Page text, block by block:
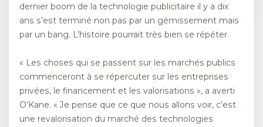
dernier boom de la technologie publicitaire il y a dix
ans s’est terminé non pas par un gémissement mais
par un bang. L’histoire pourrait très bien se répéter.
« Les choses qui se passent sur les marchés publics
commenceront à se répercuter sur les entreprises
privées, le financement et les valorisations », a averti
O’Kane. « Je pense que ce que nous allons voir, c’est
une revalorisation du marché des technologies